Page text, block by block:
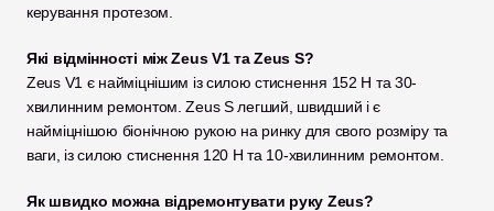
керування протезом.
Які відмінності між Zeus V1 та Zeus S?
Zeus V1 є найміцнішим із силою стиснення 152 Н та 30-
хвилинним ремонтом. Zeus S легший, швидший і є
найміцнішою біонічною рукою на ринку для свого розміру та
ваги, із силою стиснення 120 Н та 10-хвилинним ремонтом.
Як швидко можна відремонтувати руку Zeus?